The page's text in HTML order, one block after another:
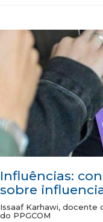
Influências:
sobre
Issaaf Karhawi, docente
do PPGCOM